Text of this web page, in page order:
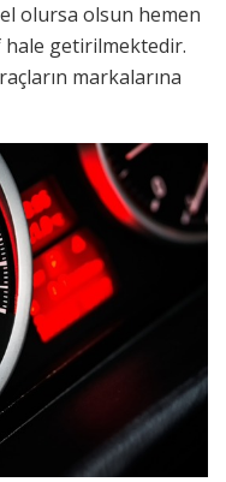
olursa olsun hemen
getirilmektedir.
markalarına